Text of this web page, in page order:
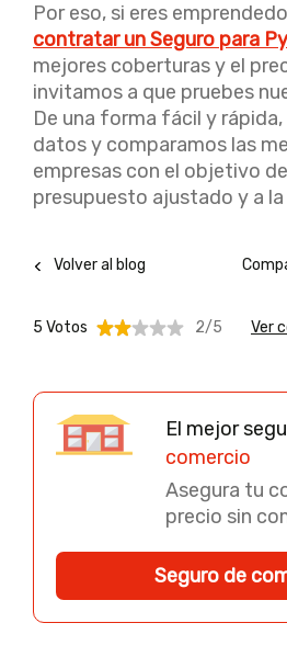
Por eso, si eres
contratar un Seguro para
mejores coberturas y el
invitamos a que pruebes
De una forma fácil y
datos y comparamos las
empresas con el objetivo
presupuesto ajustado y a
Volver al blog
5 Votos 2/5 Ver
El mejor
comercio
Asegura tu
precio sin
Seguro de